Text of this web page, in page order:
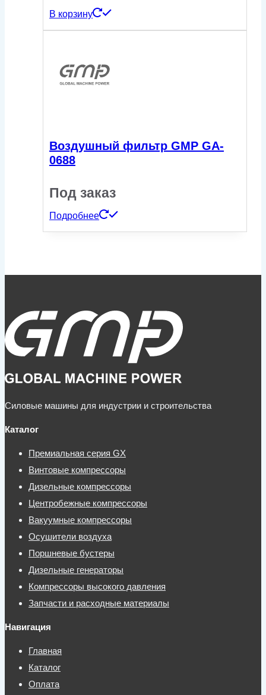
В корзину
Воздушный фильтр GMP GA-
0688
Под заказ
Подробнее
Силовые машины для индустрии и строительства
Каталог
Премиальная серия GX
Винтовые компрессоры
Дизельные компрессоры
Центробежные компрессоры
Вакуумные компрессоры
Осушители воздуха
Поршневые бустеры
Дизельные генераторы
Компрессоры высокого давления
Запчасти и расходные материалы
Навигация
Главная
Каталог
Оплата